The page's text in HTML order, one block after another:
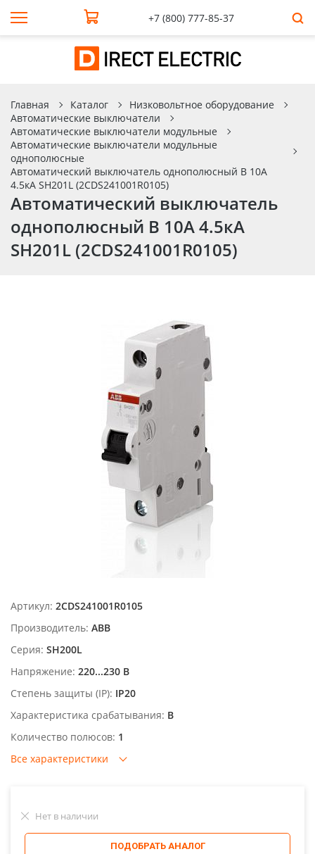
+7 (800) 777-85-37
Главная Каталог
Низковольтное оборудование
Автоматические выключатели
Автоматические выключатели модульные
Автоматические выключатели модульные
однополюсные
Автоматический выключатель однополюсный B 10А
4.5кА SH201L (2CDS241001R0105)
Автоматический выключатель
однополюсный B 10А 4.5кА
SH201L (2CDS241001R0105)
Артикул: 2CDS241001R0105
Производитель: ABB
Серия: SH200L
Напряжение: 220...230 В
Степень защиты (IP): IP20
Характеристика срабатывания: B
Количество полюсов: 1
Все характеристики
Нет в наличии
ПОДОБРАТЬ АНАЛОГ